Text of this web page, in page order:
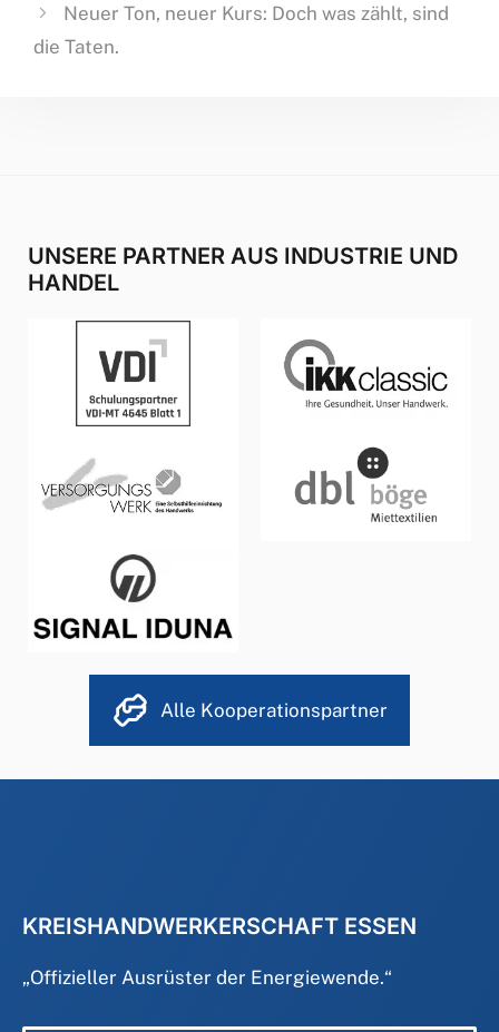
Neuer Ton, neuer Kurs: Doch was zählt, sind
die Taten.
UNSERE PARTNER AUS INDUSTRIE UND
HANDEL
Alle Kooperationspartner
KREISHANDWERKERSCHAFT ESSEN
„Offizieller Ausrüster der Energiewende.“